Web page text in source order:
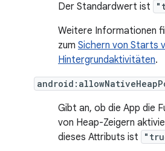
Der Standardwert ist
Weitere Informationen
zum Sichern von Starts
Hintergrundaktivitäten.
Gibt an, ob die App die
von Heap-Zeigern
dieses Attributs ist